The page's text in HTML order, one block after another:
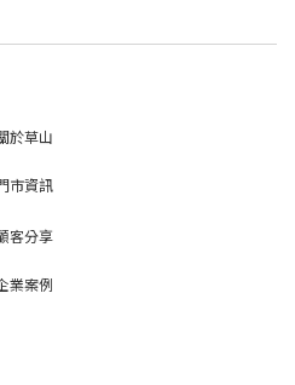
於草山
市資訊
客分享
業案例